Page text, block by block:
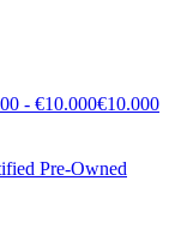
- €10.000€10.000
Pre-Owned